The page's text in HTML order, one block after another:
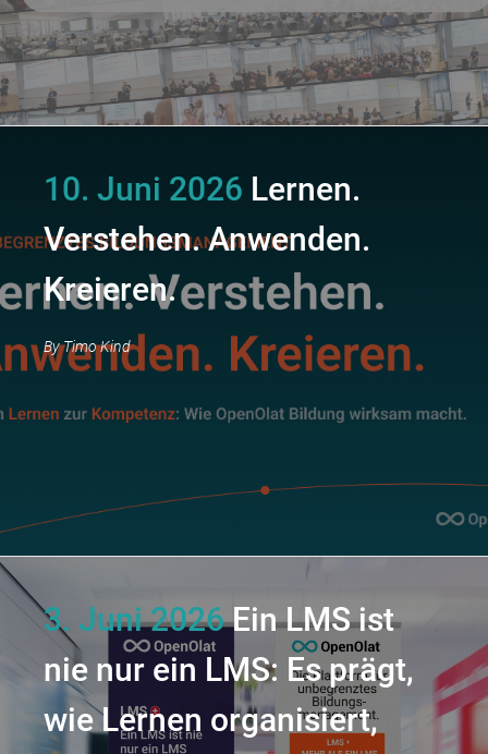
10. Juni 2026 Lernen.
Verstehen. Anwenden.
Kreieren.
ByTimo Kind
3. Juni 2026 Ein LMS ist
nie nur ein LMS: Es prägt,
wie Lernen organisiert,